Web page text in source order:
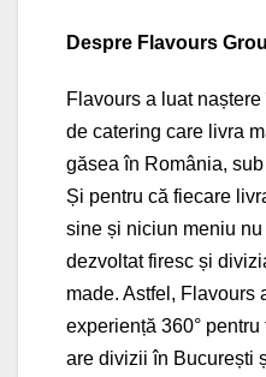
Despre Flavours
Flavours a luat
de catering care livra
găsea în România,
Și pentru că fiecare
sine și niciun meniu
dezvoltat firesc și
made. Astfel, Flavours
experiență 360°
are divizii în București